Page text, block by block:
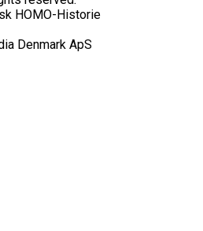
HOMO-Historie
Denmark ApS